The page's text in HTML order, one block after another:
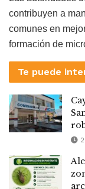
contribuyen a
comunes en
formación de
Te puede